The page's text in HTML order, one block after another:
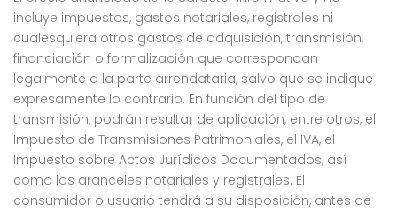
incluye impuestos, gastos notariales, registrales ni
cualesquiera otros gastos de adquisición, transmisión,
financiación o formalización que correspondan
legalmente a la parte arrendataria, salvo que se indique
expresamente lo contrario. En función del tipo de
transmisión, podrán resultar de aplicación, entre otros, el
Impuesto de Transmisiones Patrimoniales, el IVA, el
Impuesto sobre Actos Jurídicos Documentados, así
como los aranceles notariales y registrales. El
consumidor o usuario tendrá a su disposición, antes de